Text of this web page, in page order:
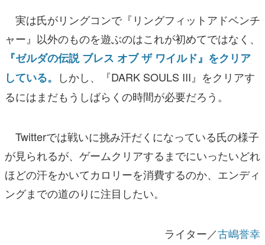
実は氏がリングコンで『リングフィットアドベンチ
ャー』以外のものを遊ぶのはこれが初めてではなく、
『ゼルダの伝説 ブレス オブ ザ ワイルド』をクリア
している。 しかし、『DARK SOULS III』をクリアす
るにはまだもうしばらくの時間が必要だろう。
Twitterでは戦いに挑み汗だくになっている氏の様子
が見られるが、ゲームクリアするまでにいったいどれ
ほどの汗をかいてカロリーを消費するのか、エンディ
ングまでの道のりに注目したい。
ライター／古嶋誉幸